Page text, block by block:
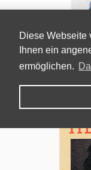
Diese Webseite
Ihnen ein
ermöglichen.
springenTheatermacherin,